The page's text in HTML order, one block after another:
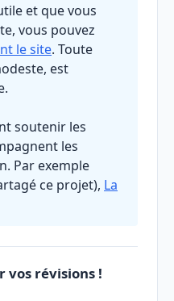
et que vous
vous pouvez
le site. Toute
est
soutenir les
les
Par exemple
ce projet), La
vos révisions !